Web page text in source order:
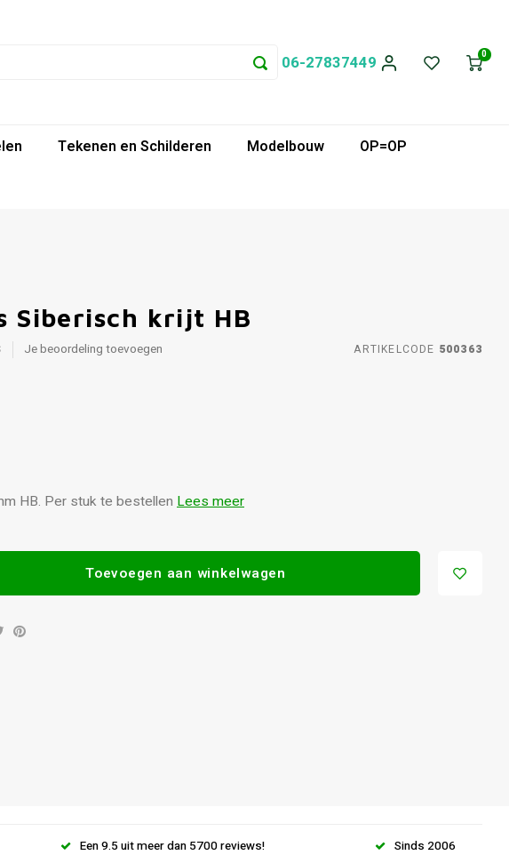
06-27837449 0
Tekenen en Schilderen Modelbouw
OP=OP
Siberisch krijt HB
Je beoordeling toevoegen ARTIKELCODE 500363
HB. Per stuk te bestellen Lees meer
Toevoegen aan winkelwagen
Een 9.5 uit meer dan 5700 reviews! Sinds 2006